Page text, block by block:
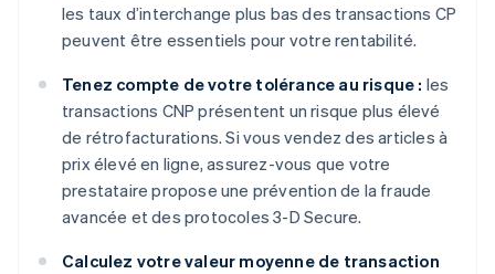
les taux d’interchange plus bas des transactions CP
peuvent être essentiels pour votre rentabilité.
Tenez compte de votre tolérance au risque : les
transactions CNP présentent un risque plus élevé
de rétrofacturations. Si vous vendez des articles à
prix élevé en ligne, assurez-vous que votre
prestataire propose une prévention de la fraude
avancée et des protocoles 3-D Secure.
Calculez votre valeur moyenne de transaction